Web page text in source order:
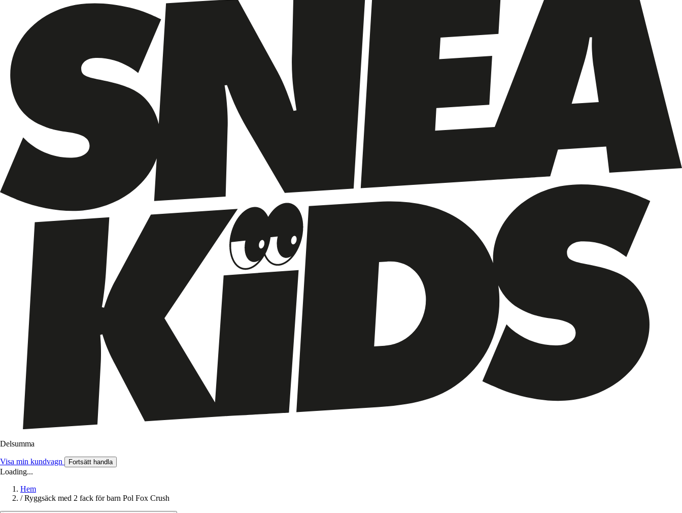
Delsumma
Visa min kundvagn Fortsätt handla
Loading...
Hem
/ Ryggsäck med 2 fack för barn Pol Fox Crush